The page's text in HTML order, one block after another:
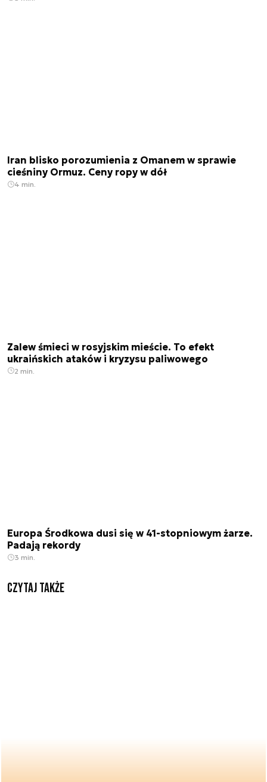
Iran blisko porozumienia z Omanem w sprawie
cieśniny Ormuz. Ceny ropy w dół
4 min.
Zalew śmieci w rosyjskim mieście. To efekt
ukraińskich ataków i kryzysu paliwowego
2 min.
Europa Środkowa dusi się w 41-stopniowym żarze.
Padają rekordy
3 min.
Czytaj także